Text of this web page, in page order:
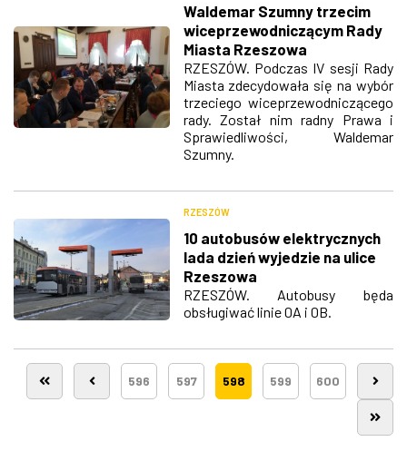
Waldemar Szumny trzecim
wiceprzewodniczącym Rady
Miasta Rzeszowa
RZESZÓW. Podczas IV sesji Rady
Miasta zdecydowała się na wybór
trzeciego wiceprzewodniczącego
rady. Został nim radny Prawa i
Sprawiedliwości, Waldemar
Szumny.
RZESZÓW
10 autobusów elektrycznych
lada dzień wyjedzie na ulice
Rzeszowa
RZESZÓW. Autobusy będa
obsługiwać linie 0A i 0B.
596 597 598 599 600